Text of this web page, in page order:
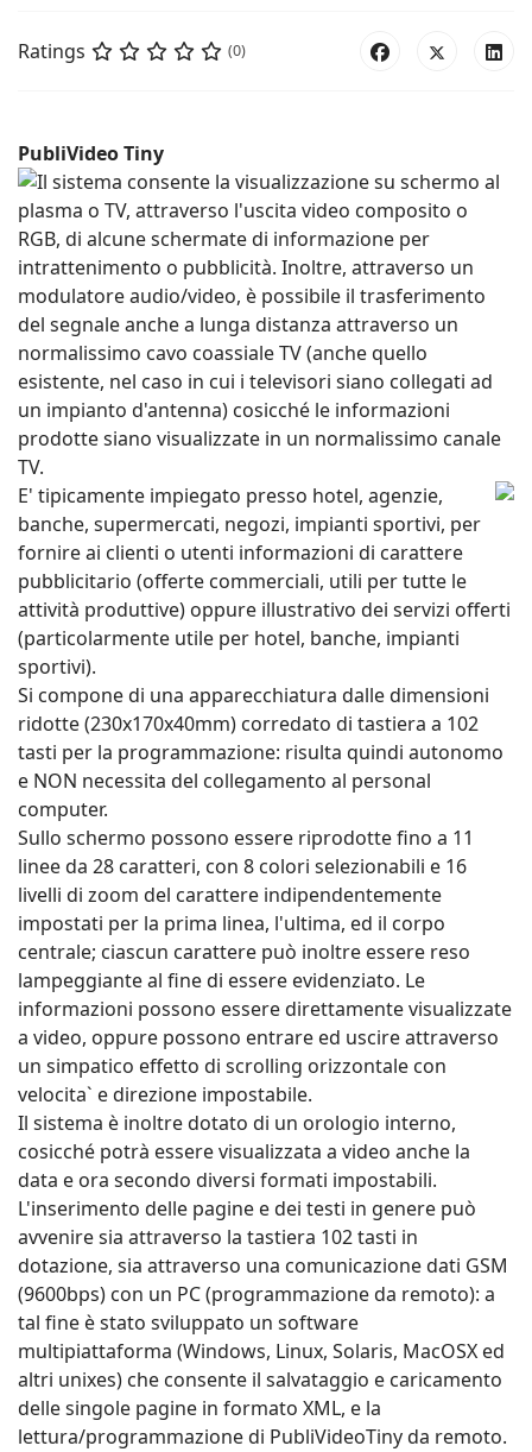
Ratings (0)
PubliVideo Tiny
Il sistema consente la visualizzazione su schermo al
plasma o TV, attraverso l'uscita video composito o
RGB, di alcune schermate di informazione per
intrattenimento o pubblicità. Inoltre, attraverso un
modulatore audio/video, è possibile il trasferimento
del segnale anche a lunga distanza attraverso un
normalissimo cavo coassiale TV (anche quello
esistente, nel caso in cui i televisori siano collegati ad
un impianto d'antenna) cosicché le informazioni
prodotte siano visualizzate in un normalissimo canale
TV.
E' tipicamente impiegato presso hotel, agenzie,
banche, supermercati, negozi, impianti sportivi, per
fornire ai clienti o utenti informazioni di carattere
pubblicitario (offerte commerciali, utili per tutte le
attività produttive) oppure illustrativo dei servizi offerti
(particolarmente utile per hotel, banche, impianti
sportivi).
Si compone di una apparecchiatura dalle dimensioni
ridotte (230x170x40mm) corredato di tastiera a 102
tasti per la programmazione: risulta quindi autonomo
e NON necessita del collegamento al personal
computer.
Sullo schermo possono essere riprodotte fino a 11
linee da 28 caratteri, con 8 colori selezionabili e 16
livelli di zoom del carattere indipendentemente
impostati per la prima linea, l'ultima, ed il corpo
centrale; ciascun carattere può inoltre essere reso
lampeggiante al fine di essere evidenziato. Le
informazioni possono essere direttamente visualizzate
a video, oppure possono entrare ed uscire attraverso
un simpatico effetto di scrolling orizzontale con
velocita` e direzione impostabile.
Il sistema è inoltre dotato di un orologio interno,
cosicché potrà essere visualizzata a video anche la
data e ora secondo diversi formati impostabili.
L'inserimento delle pagine e dei testi in genere può
avvenire sia attraverso la tastiera 102 tasti in
dotazione, sia attraverso una comunicazione dati GSM
(9600bps) con un PC (programmazione da remoto): a
tal fine è stato sviluppato un software
multipiattaforma (Windows, Linux, Solaris, MacOSX ed
altri unixes) che consente il salvataggio e caricamento
delle singole pagine in formato XML, e la
lettura/programmazione di PubliVideoTiny da remoto.